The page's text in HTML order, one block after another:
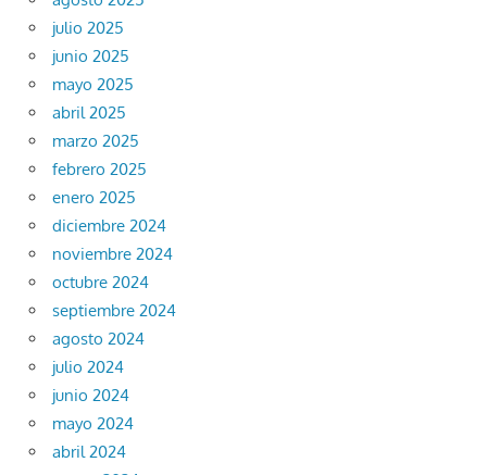
julio 2025
junio 2025
mayo 2025
abril 2025
marzo 2025
febrero 2025
enero 2025
diciembre 2024
noviembre 2024
octubre 2024
septiembre 2024
agosto 2024
julio 2024
junio 2024
mayo 2024
abril 2024